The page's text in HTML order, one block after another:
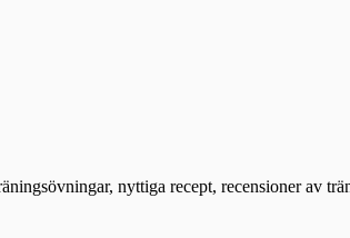
nyttiga recept, recensioner av